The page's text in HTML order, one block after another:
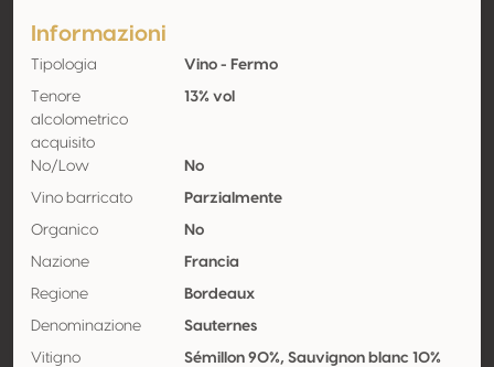
Informazioni
Tipologia Vino - Fermo
Tenore
alcolometrico
acquisito
13% vol
No/Low No
Vino barricato Parzialmente
Organico No
Nazione Francia
Regione Bordeaux
Denominazione Sauternes
Vitigno Sémillon 90%, Sauvignon blanc 10%